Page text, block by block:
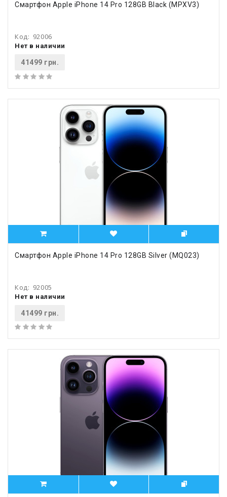
Смартфон Apple iPhone 14 Pro 128GB Black (MPXV3)
Код: 92006
Нет в наличии
41499 грн.
Смартфон Apple iPhone 14 Pro 128GB Silver (MQ023)
Код: 92005
Нет в наличии
41499 грн.